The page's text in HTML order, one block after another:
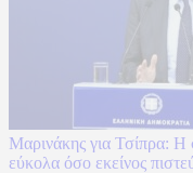
Μαρινάκης για Τσίπρα: Η
εύκολα όσο εκείνος